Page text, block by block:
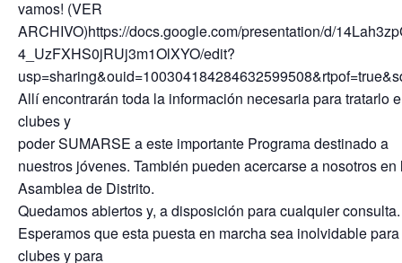
vamos! (VER
ARCHIVO)https://docs.google.com/presentation/d/
4_UzFXHS0jRUj3m1OlXYO/edit?
Allí encontrarán toda la información necesaria para tratarlo
clubes y
poder SUMARSE a este importante Programa destinado a
nuestros jóvenes. También pueden acercarse a nosotros en
Asamblea de Distrito.
Quedamos abiertos y, a disposición para cualquier consulta.
Esperamos que esta puesta en marcha sea inolvidable
clubes y para